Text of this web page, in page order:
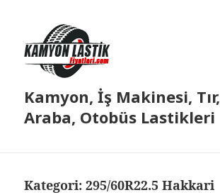
Kamyon, İş Makinesi, Tır,
Araba, Otobüs Lastikleri
Kategori:295/60R22.5 Hakkari